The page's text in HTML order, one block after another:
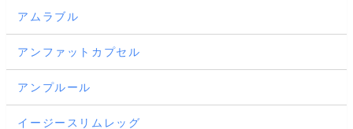
アムラブル
アンファットカプセル
アンプルール
イージースリムレッグ